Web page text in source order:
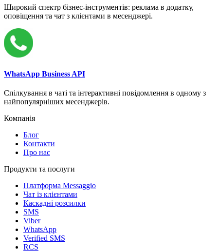
Широкий спектр бізнес-інструментів: реклама в додатку,
оповіщення та чат з клієнтами в месенджері.
WhatsApp Business API
Спілкування в чаті та інтерактивні повідомлення в одному з
найпопулярніших месенджерів.
Компанія
Блог
Контакти
Про нас
Продукти та послуги
Платформа Messaggio
Чат із клієнтами
Каскадні розсилки
SMS
Viber
WhatsApp
Verified SMS
RCS